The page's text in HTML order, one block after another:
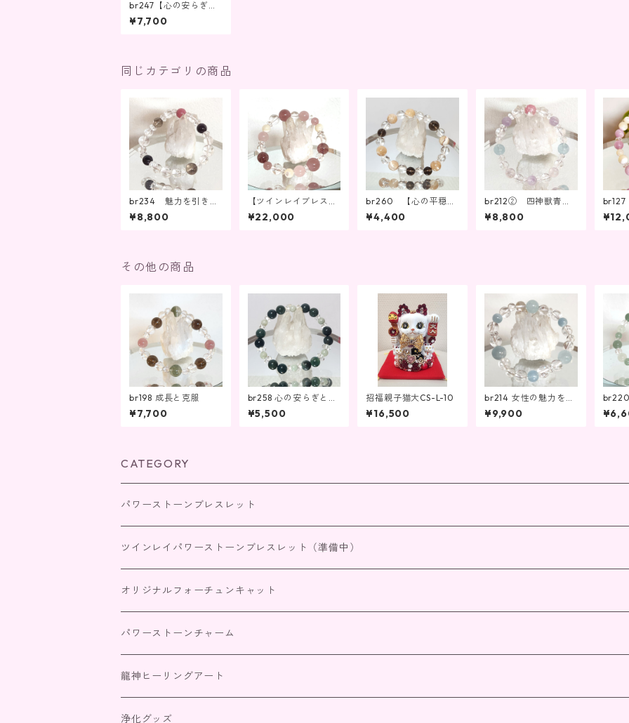
br247【心の安らぎと
直感を高める】
¥7,700
同じカテゴリの商品
br234 魅力を引き出
す、努力を成功へ導く
¥8,800
【ツインレイブレス
統合期②】br197
¥22,000
br260 【心の平穏と
エネルギーの調和】
¥4,400
br212② 四神獣青龍
水晶ピンク彫・ラベン
ダーアメジスト・アク
¥8,800
の良
その他の商品
br198 成長と克服
¥7,700
br258 心の安らぎとエ
ネルギーのバランス
¥5,500
招福親子猫大CS-L-10
¥16,500
br214 女性の魅力を高
める、願望達成、結
婚・出産・夫婦円満
¥9,900
プを
円滑
CATEGORY
パワーストーンブレスレット
四神獣パワーストーンブレスレット
恋愛・家庭
仕事・商売・目標達成
人間関係
金運・財運
ツインレイパワーストーンブレスレット（準備中）
出会いを引き寄せる
サイレント期間
統合（パートナーとの絆）
オリジナルフォーチュンキャット
パワーストーンチャーム
龍神ヒーリングアート
浄化グッズ